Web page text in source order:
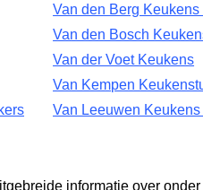
Van den Berg
Van den Bosch
Van der Voet Keukens
Van Kempen
Van Leeuwen
informatie over onder